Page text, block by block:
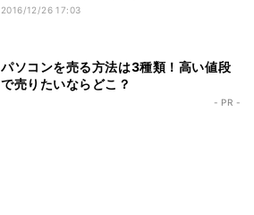
2016/12/26 17:03
パソコンを売る方法は3種類！高い値段
で売りたいならどこ？
- PR -